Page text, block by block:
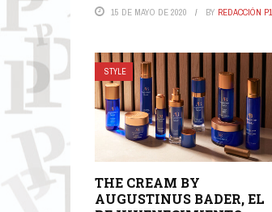
15 DE MAYO DE 2020 BY REDACCIÓN P1
STYLE
THE CREAM BY
AUGUSTINUS BADER, EL